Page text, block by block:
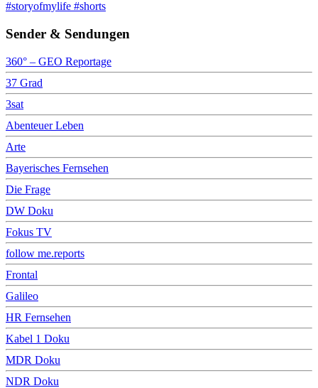
#storyofmylife #shorts
Sender & Sendungen
360° – GEO Reportage
37 Grad
3sat
Abenteuer Leben
Arte
Bayerisches Fernsehen
Die Frage
DW Doku
Fokus TV
follow me.reports
Frontal
Galileo
HR Fernsehen
Kabel 1 Doku
MDR Doku
NDR Doku